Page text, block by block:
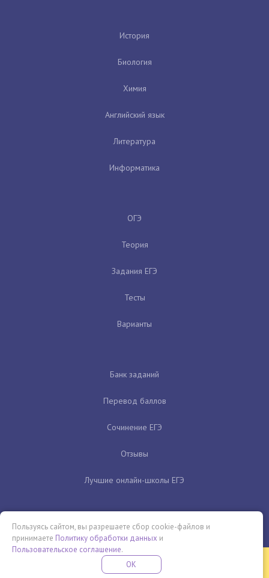
История
Биология
Химия
Английский язык
Литература
Информатика
ОГЭ
Теория
Задания ЕГЭ
Тесты
Варианты
Банк заданий
Перевод баллов
Сочинение ЕГЭ
Отзывы
Лучшие онлайн-школы ЕГЭ
Бесплатная летняя школа
ПРОВЕДИ ЭТО ЛЕТО С ПОЛЬЗОЙ
Пользуясь сайтом, вы разрешаете сбор cookie-файлов и
принимаете Политику обработки данных и
Пользовательское соглашение.
OK